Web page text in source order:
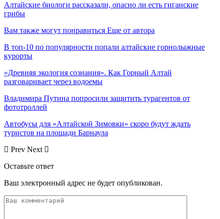
Алтайские биологи рассказали, опасно ли есть гиганские
грибы
Вам также могут понравиться Еще от автора
В топ-10 по популярности попали алтайские горнолыжные
курорты
«Древняя экология сознания». Как Горный Алтай
разговаривает через водоемы
Владимира Путина попросили защитить турагентов от
фототроллей
Автобусы для «Алтайской Зимовки» скоро будут ждать
туристов на площади Барнаула
Prev Next
Оставьте ответ
Ваш электронный адрес не будет опубликован.